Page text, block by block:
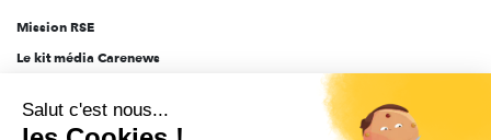
Mission RSE
Le kit média Carenews
AEF info
Salut c'est nous...